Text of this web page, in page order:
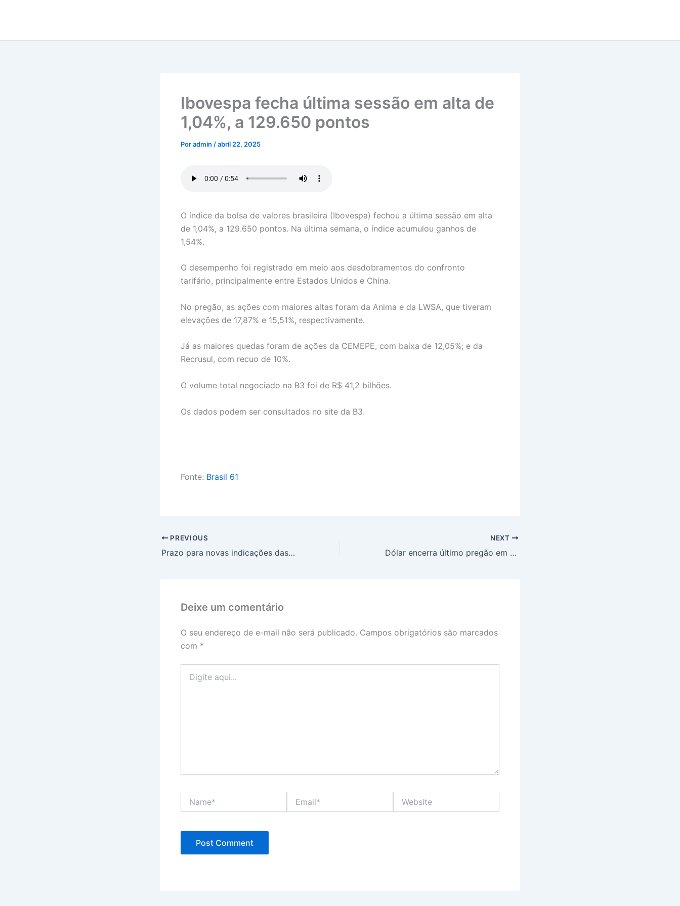
Ibovespa fecha última sessão em alta de
1,04%, a 129.650 pontos
Poradmin /abril 22, 2025
O índice da bolsa de valores brasileira (Ibovespa) fechou a última sessão em alta
de 1,04%, a 129.650 pontos. Na última semana, o índice acumulou ganhos de
1,54%.
O desempenho foi registrado em meio aos desdobramentos do confronto
tarifário, principalmente entre Estados Unidos e China.
No pregão, as ações com maiores altas foram da Anima e da LWSA, que tiveram
elevações de 17,87% e 15,51%, respectivamente.
Já as maiores quedas foram de ações da CEMEPE, com baixa de 12,05%; e da
Recrusul, com recuo de 10%.
O volume total negociado na B3 foi de R$ 41,2 bilhões.
Os dados podem ser consultados no site da B3.
Fonte: Brasil 61
PREVIOUS
Prazo para novas indicações das Transferências Especiais para 2025 vai até 30 de abril
NEXT
Dólar encerra último pregão em queda de 1,03%, cotado a R$ 5,80
Deixe um comentário
O seu endereço de e-mail não será publicado. Campos obrigatórios são marcados
com *
aqui...